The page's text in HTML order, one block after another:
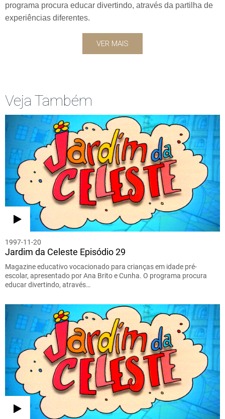
programa procura educar divertindo, através da partilha de
experiências diferentes.
VER MAIS
Veja Também
1997-11-20
Jardim da Celeste Episódio 29
Magazine educativo vocacionado para crianças em idade pré-
escolar, apresentado por Ana Brito e Cunha. O programa procura
educar divertindo, através…